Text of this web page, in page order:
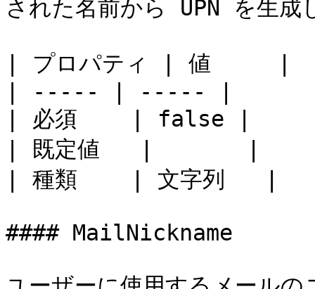
された名前から UPN を生成
| プロパティ | 値     |
| ----- | ----- |
| 必須    | false |
| 既定値   |       |
| 種類    | 文字列   |
#### MailNickname